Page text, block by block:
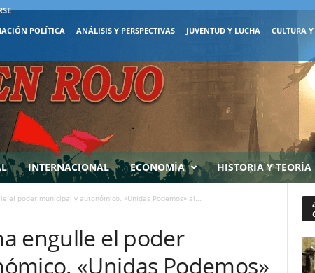
POLÍTICA ANÁLISIS Y PERSPECTIVAS JUVENTUD Y LUCHA CULTURA Y
INTERNACIONAL ECONOMÍA HISTORIA Y TEORÍA
el poder municipal y autonómico. «Unidas Podemos» al...
engulle el poder
«Unidas Podemos»